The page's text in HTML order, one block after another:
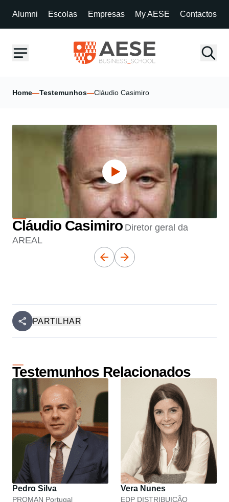
Alumni Escolas Empresas My AESE Contactos
Home—Testemunhos—Cláudio Casimiro
Cláudio Casimiro Diretor geral da
AREAL
PARTILHAR
Testemunhos Relacionados
Pedro Silva
PROMAN Portugal
Vera Nunes
EDP DISTRIBUIÇÃO